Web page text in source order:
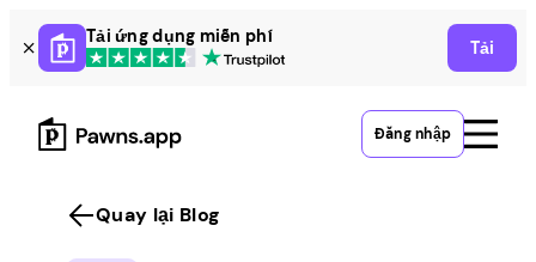
Skip
to
content
Tải ứng dụng miễn phí
Tải
Đăng nhập
Quay lại Blog